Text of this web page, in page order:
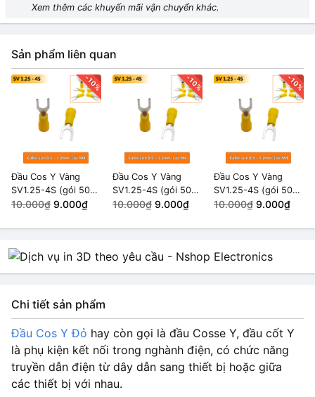
SV3.5-4 (gói 20 cái)
10.000₫ 7.500₫
SV2-4S (gói 50 cái) HẾT HÀNG
10.000₫
10.000₫
SV1.25-3 (gói 50 cái) HẾT HÀNG
10.000₫
Xem thêm các khuyến mãi vận chuyển khác.
Sản phẩm liên quan
-10%
Đầu Cos Y Vàng
SV1.25-4S (gói 50
cái)
10.000₫ 9.000₫
-10%
Đầu Cos Y Vàng
SV1.25-4S (gói 50
cái)
10.000₫ 9.000₫
-10%
Đầu Cos Y Vàng
SV1.25-4S (gói 50
cái)
10.000₫ 9.000₫
Chi tiết sản phẩm
Đầu Cos Y Đỏ hay còn gọi là đầu Cosse Y, đầu cốt Y
là phụ kiện kết nối trong nghành điện, có chức năng
truyền dẫn điện từ dây dẫn sang thiết bị hoặc giữa
các thiết bị với nhau.